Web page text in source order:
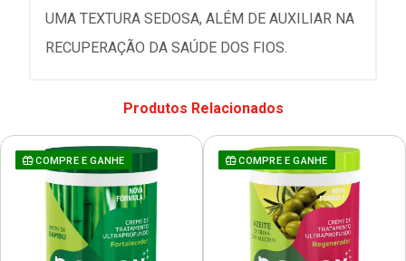
UMA TEXTURA SEDOSA, ALÉM DE AUXILIAR NA
RECUPERAÇÃO DA SAÚDE DOS FIOS.
Produtos Relacionados
COMPRE E GANHE COMPRE E GANHE